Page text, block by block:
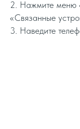
2. Нажмите меню
«Связанные
3. Наведите